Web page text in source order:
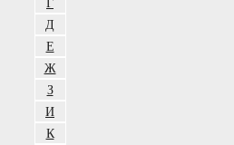
Д
Е
Ж
З
И
К